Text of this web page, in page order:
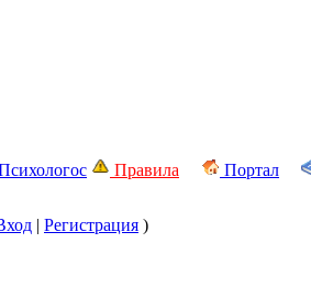
Правила Портал
| Регистрация )